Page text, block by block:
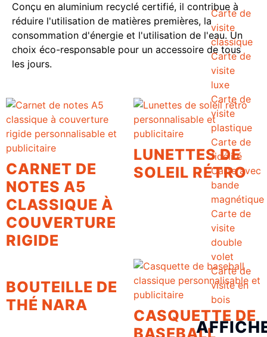
Carte de
visite
classique
Carte de
visite
luxe
Carte de
visite
plastique
Carte de
fidélité
Carte avec
bande
magnétique
Carte de
visite
double
volet
Carte de
visite en
bois
Conçu en aluminium recyclé certifié, il contribue à
réduire l'utilisation de matières premières, la
consommation d'énergie et l'utilisation de l'eau. Un
choix éco-responsable pour un accessoire de tous
les jours.
CARNET DE
NOTES A5
CLASSIQUE À
COUVERTURE
RIGIDE
LUNETTES DE
SOLEIL RÉTRO
BOUTEILLE DE
THÉ NARA
CASQUETTE DE
BASEBALL